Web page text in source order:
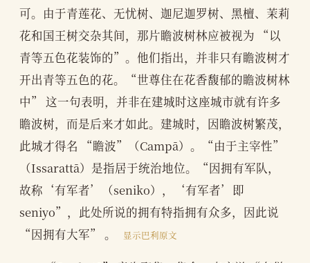
可。由于青莲花、无忧树、迦尼迦罗树、黑檀、茉莉
花和国王树交杂其间，那片瞻波树林应被视为 “以
青等五色花装饰的”。他们指出，并非只有瞻波树才
开出青等五色的花。“世尊住在花香馥郁的瞻波树林
中” 这一句表明，并非在建城时这座城市就有许多
瞻波树，而是后来才如此。建城时，因瞻波树繁茂，
此城才得名 “瞻波”（Campā）。“由于主宰性”
（Issarattā）是指居于统治地位。“因拥有军队，
故称‘有军者’（seniko），‘有军者’即
seniyo”，此处所说的拥有特指拥有众多，因此说
“因拥有大军” 。
显示巴利原文